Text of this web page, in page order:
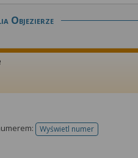
Objezierze
Wyświetl numertelefonu do rejestracji